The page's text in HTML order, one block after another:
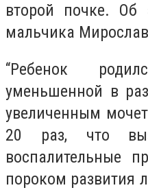
второй почке. Об
мальчика
“Ребенок
уменьшенной в
увеличенным
20 раз, что
воспалительные
пороком развития